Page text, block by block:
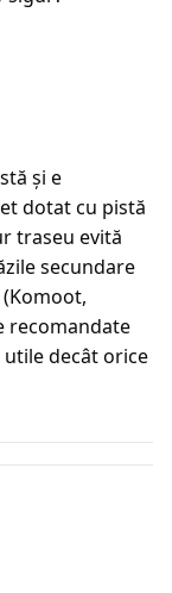
și e
dotat cu pistă
traseu evită
secundare
recomandate
decât orice